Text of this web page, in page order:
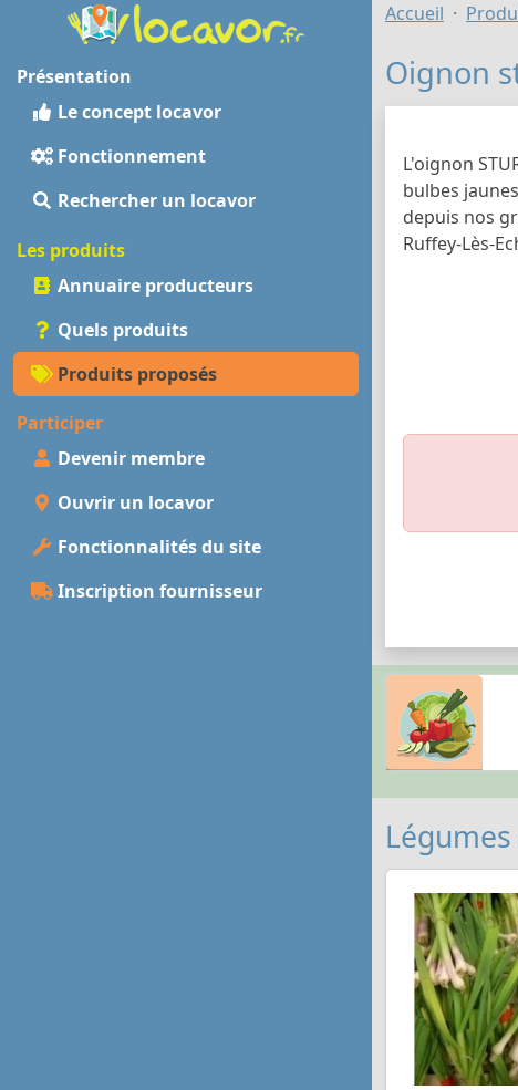
Présentation
Le concept locavor
Fonctionnement
Rechercher un locavor
Les produits
Annuaire producteurs
Quels produits
Produits proposés
Participer
Devenir membre
Ouvrir un locavor
Fonctionnalités du site
Inscription fournisseur
Accueil
Oignon
L'oignon
bulbes
depuis nos
Ruffey-Lès-